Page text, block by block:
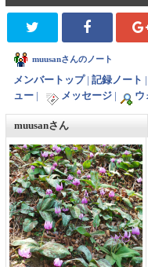
muusanさんのノート
メンバートップ| 記録ノート
ュー
メッセージ ウ
muusanさん